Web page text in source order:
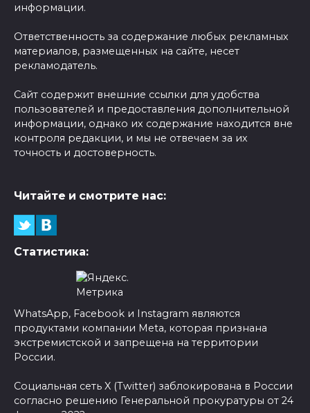
информации.
Ответственность за содержание любых рекламных
материалов, размещенных на сайте, несет
рекламодатель.
Сайт содержит внешние ссылки для удобства
пользователей и предоставления дополнительной
информации, однако их содержание находится вне
контроля редакции, и мы не отвечаем за их
точность и достоверность.
Читайте и смотрите нас:
Статистика:
WhatsApp, Facebook и Instagram являются
продуктами компании Meta, которая признана
экстремистской и запрещена на территории
России.
Социальная сеть X (Twitter) заблокирована в России
согласно решению Генеральной прокуратуры от 24